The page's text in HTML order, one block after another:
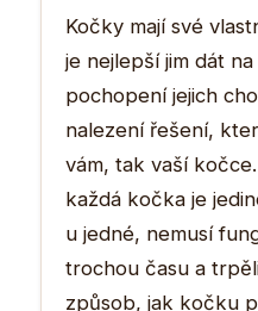
Kočky mají své
je nejlepší jim dát
pochopení jejich
nalezení řešení,
vám, tak vaší
každá kočka je
u jedné, nemusí
trochou času a
způsob, jak kočku